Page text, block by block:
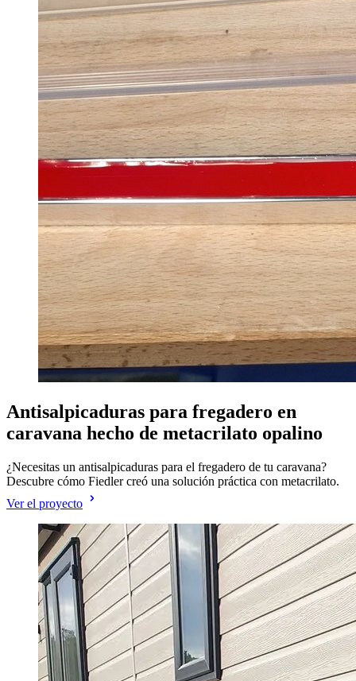
Antisalpicaduras para fregadero en
caravana hecho de metacrilato opalino
¿Necesitas un antisalpicaduras para el fregadero de tu caravana?
Descubre cómo Fiedler creó una solución práctica con metacrilato.
Ver el proyecto